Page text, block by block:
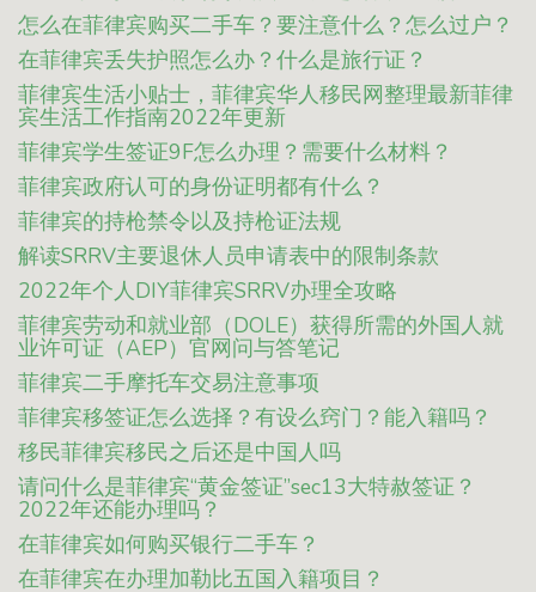
怎么在菲律宾购买二手车？要注意什么？怎么过户？
在菲律宾丢失护照怎么办？什么是旅行证？
菲律宾生活小贴士，菲律宾华人移民网整理最新菲律
宾生活工作指南2022年更新
菲律宾学生签证9F怎么办理？需要什么材料？
菲律宾政府认可的身份证明都有什么？
菲律宾的持枪禁令以及持枪证法规
解读SRRV主要退休人员申请表中的限制条款
2022年个人DIY菲律宾SRRV办理全攻略
菲律宾劳动和就业部（DOLE）获得所需的外国人就
业许可证（AEP）官网问与答笔记
菲律宾二手摩托车交易注意事项
菲律宾移签证怎么选择？有设么窍门？能入籍吗？
移民菲律宾移民之后还是中国人吗
请问什么是菲律宾“黄金签证”sec13大特赦签证？
2022年还能办理吗？
在菲律宾如何购买银行二手车？
在菲律宾在办理加勒比五国入籍项目？